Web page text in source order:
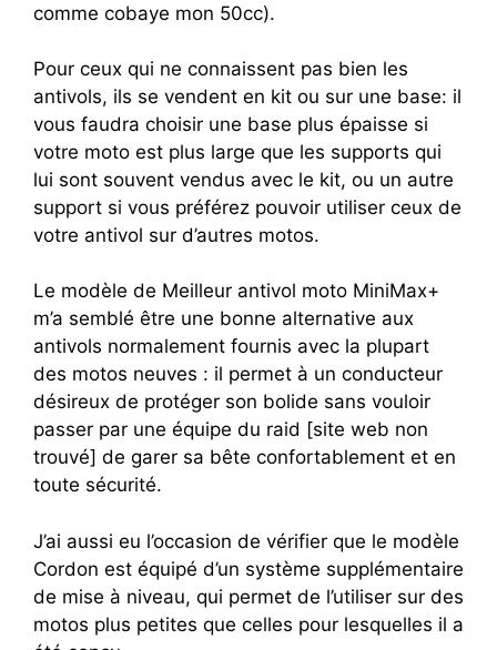
comme cobaye mon 50cc).
Pour ceux qui ne connaissent pas bien les
antivols, ils se vendent en kit ou sur une base: il
vous faudra choisir une base plus épaisse si
votre moto est plus large que les supports qui
lui sont souvent vendus avec le kit, ou un autre
support si vous préférez pouvoir utiliser ceux de
votre antivol sur d’autres motos.
Le modèle de Meilleur antivol moto MiniMax+
m’a semblé être une bonne alternative aux
antivols normalement fournis avec la plupart
des motos neuves : il permet à un conducteur
désireux de protéger son bolide sans vouloir
passer par une équipe du raid [site web non
trouvé] de garer sa bête confortablement et en
toute sécurité.
J’ai aussi eu l’occasion de vérifier que le modèle
Cordon est équipé d’un système supplémentaire
de mise à niveau, qui permet de l’utiliser sur des
motos plus petites que celles pour lesquelles il a